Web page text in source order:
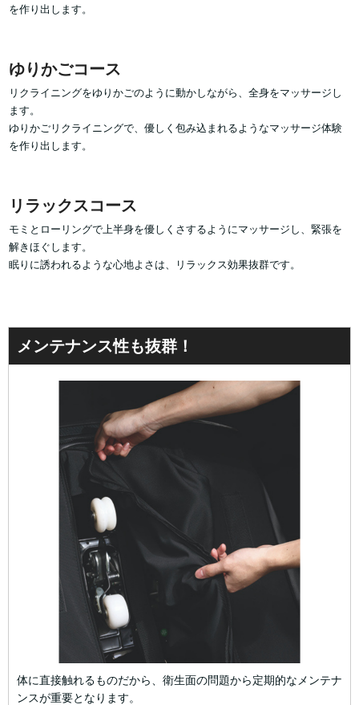
を作り出します。
ゆりかごコース
リクライニングをゆりかごのように動かしながら、全身をマッサージし
ます。
ゆりかごリクライニングで、優しく包み込まれるようなマッサージ体験
を作り出します。
リラックスコース
モミとローリングで上半身を優しくさするようにマッサージし、緊張を
解きほぐします。
眠りに誘われるような心地よさは、リラックス効果抜群です。
メンテナンス性も抜群！
体に直接触れるものだから、衛生面の問題から定期的なメンテナ
ンスが重要となります。